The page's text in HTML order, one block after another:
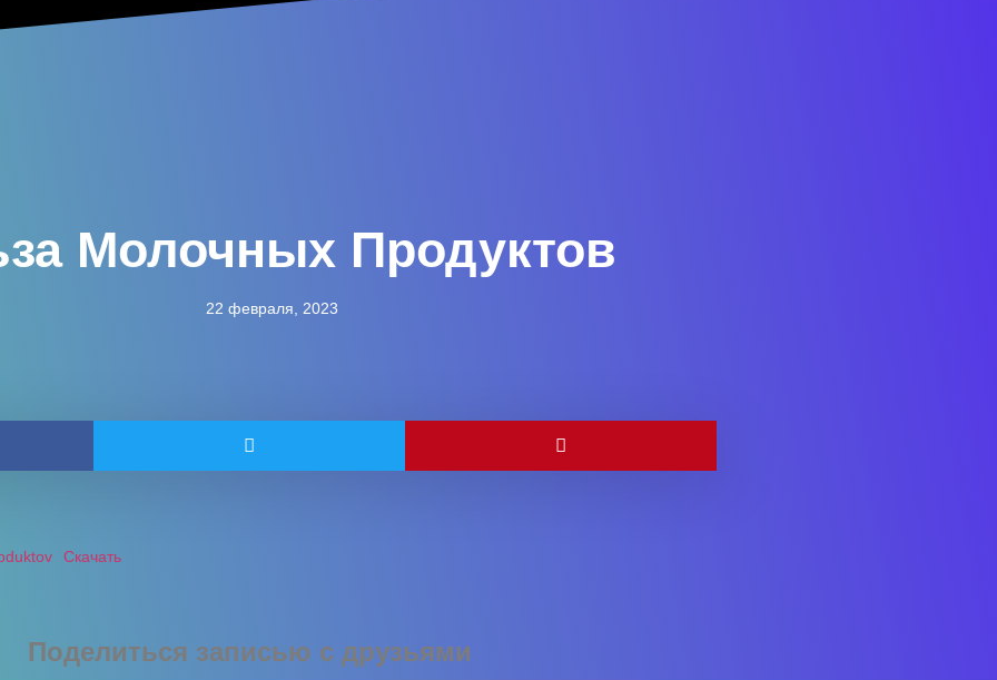
Молочных Продуктов
22 февраля, 2023
Скачать
Поделиться записью с друзьями